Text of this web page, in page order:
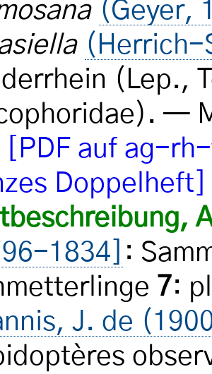
(Geyer,
(Herrich-
(Lep.,
—
[PDF auf ag-
Doppelheft]
1834]
:
7:
J. de